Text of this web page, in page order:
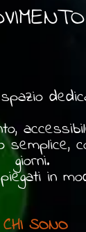
giorni.
in
CHI SONO